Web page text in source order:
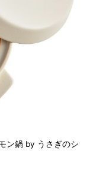
ン鍋 by うさぎのシ